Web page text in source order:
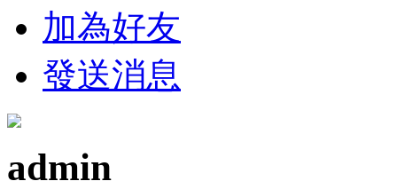
加為好友
發送消息
admin